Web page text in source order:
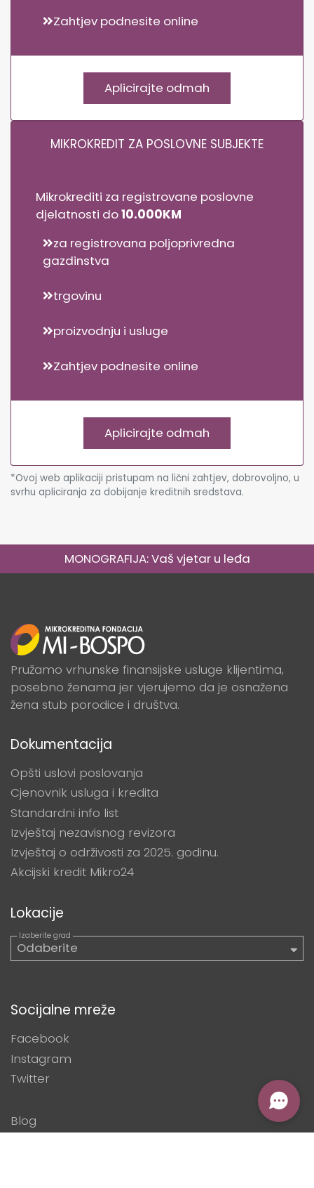
Zahtjev podnesite online
Aplicirajte odmah
MIKROKREDIT ZA POSLOVNE SUBJEKTE
Mikrokrediti za registrovane poslovne
djelatnosti do10.000KM
za registrovana poljoprivredna
gazdinstva
trgovinu
proizvodnju i usluge
Zahtjev podnesite online
Aplicirajte odmah
*Ovoj web aplikaciji pristupam na lični zahtjev, dobrovoljno, u
svrhu apliciranja za dobijanje kreditnih sredstava.
MONOGRAFIJA: Vaš vjetar u leđa
Pružamo vrhunske finansijske usluge klijentima,
posebno ženama jer vjerujemo da je osnažena
žena stub porodice i društva.
Dokumentacija
Opšti uslovi poslovanja
Cjenovnik usluga i kredita
Standardni info list
Izvještaj nezavisnog revizora
Izvještaj o održivosti za 2025. godinu.
Akcijski kredit Mikro24
Lokacije
Socijalne mreže
Facebook
Instagram
Twitter
Blog